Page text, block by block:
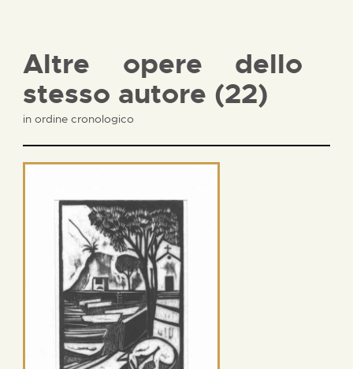
Altre opere dello
stesso autore (22)
in ordine cronologico